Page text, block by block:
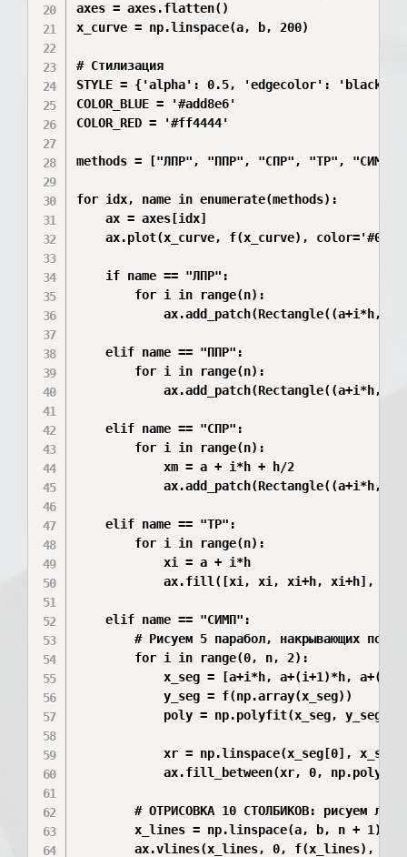
axes = axes.flatten()
x_curve = np.linspace(a, b, 200)
# Стилизация
STYLE = {'alpha': 0.5, 'edgecolor': 'black',
COLOR_BLUE = '#add8e6'
COLOR_RED = '#ff4444'
methods = ["ЛПР", "ППР", "СПР", "ТР",
for idx, name in enumerate(methods):
    ax = axes[idx]
ax.plot(x_curve, f(x_curve),
    if name == "ЛПР":
        for i in range(n):
ax.add_patch(Rectangle((a+i*h,
    elif name == "ППР":
        for i in range(n):
ax.add_patch(Rectangle((a+i*h,
    elif name == "СПР":
        for i in range(n):
            xm = a + i*h + h/2
ax.add_patch(Rectangle((a+i*h,
    elif name == "ТР":
        for i in range(n):
            xi = a + i*h
ax.fill([xi, xi, xi+h, xi+h],
    elif name == "СИМП":
# Рисуем 5 парабол, накрывающих по 2
        for i in range(0, n, 2):
x_seg = [a+i*h, a+(i+1)*h,
            y_seg = f(np.array(x_seg))
poly = np.polyfit(x_seg, y_seg,
xr = np.linspace(x_seg[0],
ax.fill_between(xr, 0,
# ОТРИСОВКА 10 СТОЛБИКОВ: рисуем
        x_lines = np.linspace(a, b, n + 1)
ax.vlines(x_lines, 0, f(x_lines),